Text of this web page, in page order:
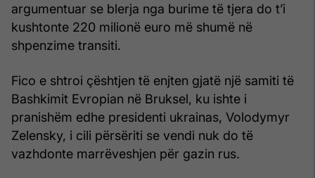
argumentuar se blerja nga burime të tjera do t’i
kushtonte 220 milionë euro më shumë në
shpenzime transiti.
Fico e shtroi çështjen të enjten gjatë një samiti të
Bashkimit Evropian në Bruksel, ku ishte i
pranishëm edhe presidenti ukrainas, Volodymyr
Zelensky, i cili përsëriti se vendi nuk do të
vazhdonte marrëveshjen për gazin rus.